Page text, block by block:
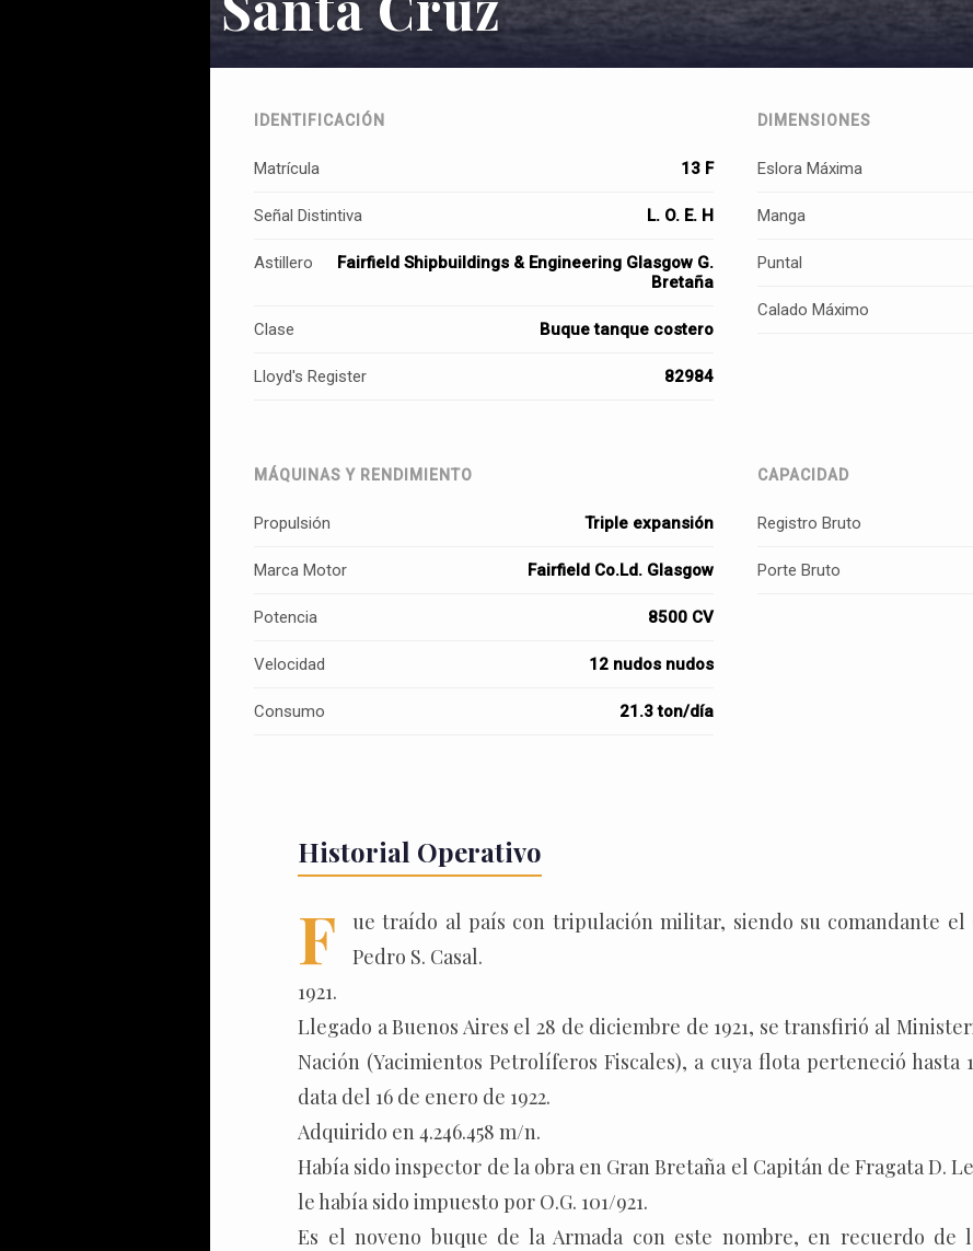
IDENTIFICACIÓN
Matrícula 13 F
Señal Distintiva L. O. E. H
Astillero
Fairfield Shipbuildings & Engineering Glasgow G.
Bretaña
Clase Buque tanque costero
Lloyd's Register 82984
DIMENSIONES
Eslora Máxima
Manga
Puntal
Calado Máximo
MÁQUINAS Y RENDIMIENTO
Propulsión Triple expansión
Marca Motor Fairfield Co.Ld. Glasgow
Potencia 8500 CV
Velocidad 12 nudos nudos
Consumo 21.3 ton/día
CAPACIDAD
Registro Bruto
Porte Bruto
Historial Operativo
F
ue traído al país con tripulación militar, siendo su comandante el
Pedro S. Casal.
1921.
Llegado a Buenos Aires el 28 de diciembre de 1921, se transfirió al
Nación (Yacimientos Petrolíferos Fiscales), a cuya flota perteneció hasta
data del 16 de enero de 1922.
Adquirido en 4.246.458 m/n.
Había sido inspector de la obra en Gran Bretaña el Capitán de Fragata D.
le había sido impuesto por O.G. 101/921.
Es el noveno buque de la Armada con este nombre, en recuerdo de